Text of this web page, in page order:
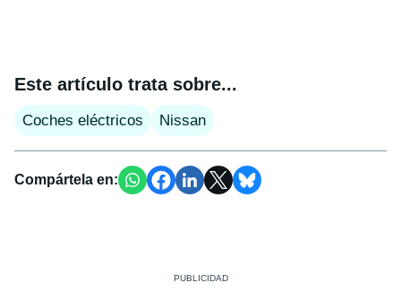
Este artículo trata sobre...
Coches eléctricos Nissan
Compártela en: